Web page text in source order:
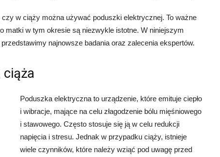
w ciąży można używać poduszki elektrycznej. To ważne
matki w tym okresie są niezwykle istotne. W niniejszym
najnowsze badania oraz zalecenia ekspertów.
ciąża
Poduszka elektryczna to urządzenie, które emituje ciepło
i wibracje, mające na celu złagodzenie bólu mięśniowego
i stawowego. Często stosuje się ją w celu redukcji
napięcia i stresu. Jednak w przypadku ciąży, istnieje
wiele czynników, które należy wziąć pod uwagę przed